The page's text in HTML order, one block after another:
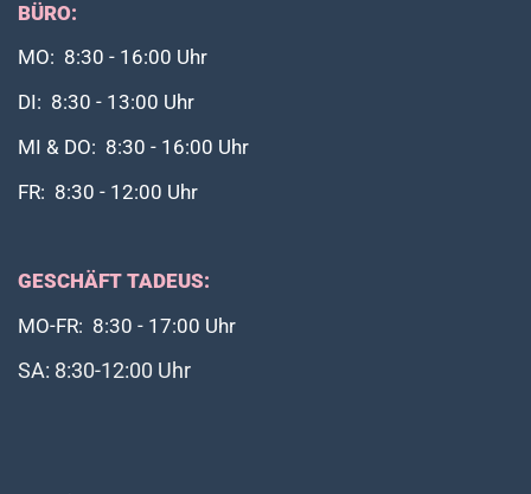
BÜRO:
MO: 8:30 - 16:00 Uhr
DI: 8:30 - 13:00 Uhr
MI & DO: 8:30 - 16:00 Uhr
FR: 8:30 - 12:00 Uhr
GESCHÄFT TADEUS:
MO-FR: 8:30 - 17:00 Uhr
SA: 8:30-12:00 Uhr